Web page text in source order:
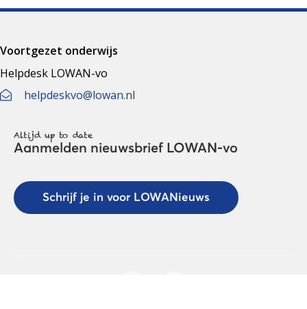
Voortgezet onderwijs
Helpdesk LOWAN-vo
helpdeskvo@lowan.nl
Altijd up to date
Aanmelden nieuwsbrief LOWAN-vo
Schrijf je in voor LOWANieuws